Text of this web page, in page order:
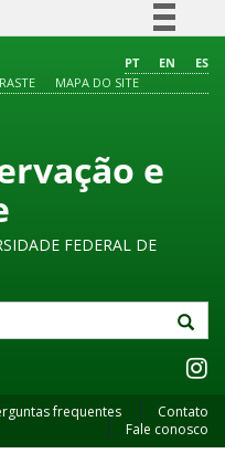
Comunica BR
Acesso à informação
Legislação
PT EN
ES
MAPA DO SITE
e
FEDERAL DE
frequentes
Contato
Fale conosco